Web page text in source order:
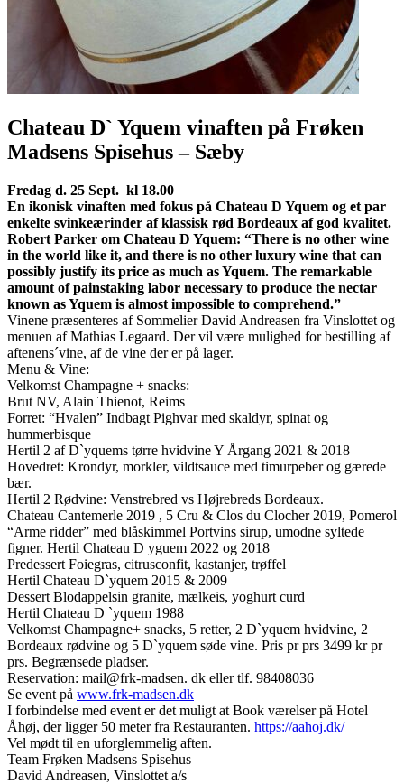
Chateau D` Yquem vinaften på Frøken
Madsens Spisehus – Sæby
Fredag d. 25 Sept. kl 18.00
En ikonisk vinaften med fokus på Chateau D Yquem og et par
enkelte svinkeærinder af klassisk rød Bordeaux af god kvalitet.
Robert Parker om Chateau D Yquem: “There is no other wine
in the world like it, and there is no other luxury wine that can
possibly justify its price as much as Yquem. The remarkable
amount of painstaking labor necessary to produce the nectar
known as Yquem is almost impossible to comprehend.”
Vinene præsenteres af Sommelier David Andreasen fra Vinslottet og
menuen af Mathias Legaard. Der vil være mulighed for bestilling af
aftenens´vine, af de vine der er på lager.
Menu & Vine:
Velkomst Champagne + snacks:
Brut NV, Alain Thienot, Reims
Forret: “Hvalen” Indbagt Pighvar med skaldyr, spinat og
hummerbisque
Hertil 2 af D`yquems tørre hvidvine Y Årgang 2021 & 2018
Hovedret: Krondyr, morkler, vildtsauce med timurpeber og gærede
bær.
Hertil 2 Rødvine: Venstrebred vs Højrebreds Bordeaux.
Chateau Cantemerle 2019 , 5 Cru & Clos du Clocher 2019, Pomerol
“Arme ridder” med blåskimmel Portvins sirup, umodne syltede
figner. Hertil Chateau D yguem 2022 og 2018
Predessert Foiegras, citrusconfit, kastanjer, trøffel
Hertil Chateau D`yquem 2015 & 2009
Dessert Blodappelsin granite, mælkeis, yoghurt curd
Hertil Chateau D `yquem 1988
Velkomst Champagne+ snacks, 5 retter, 2 D`yquem hvidvine, 2
Bordeaux rødvine og 5 D`yquem søde vine. Pris pr prs 3499 kr pr
prs. Begrænsede pladser.
Reservation: mail@frk-madsen. dk eller tlf. 98408036
Se event på www.frk-madsen.dk
I forbindelse med event er det muligt at Book værelser på Hotel
Åhøj, der ligger 50 meter fra Restauranten. https://aahoj.dk/
Vel mødt til en uforglemmelig aften.
Team Frøken Madsens Spisehus
David Andreasen, Vinslottet a/s